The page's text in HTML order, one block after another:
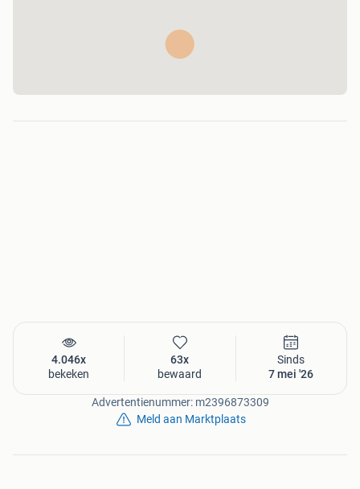
4.046x
bekeken
63x
bewaard
Sinds
7 mei '26
Advertentienummer: m2396873309
Meld aan Marktplaats